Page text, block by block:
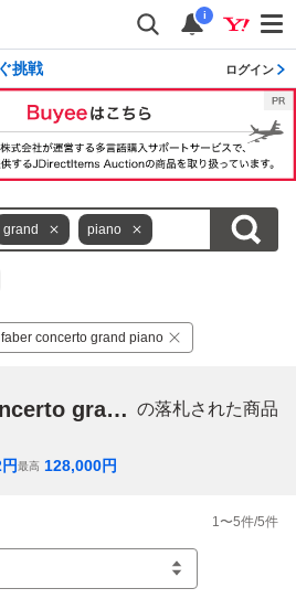
i
挑戦 ログイン
grand piano
concerto grand piano
「sonus faber concerto grand piano」 の落札された商品
円最高 128,000円
1 〜5件/5件